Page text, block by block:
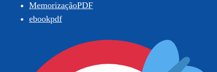
MemorizaçãoPDF
ebookpdf